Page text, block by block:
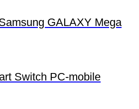
GALAXY Mega
Switch PC-mobile